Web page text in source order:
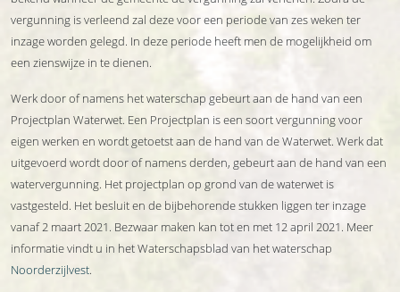
vergunning is verleend zal deze voor een periode van zes weken ter
inzage worden gelegd. In deze periode heeft men de mogelijkheid om
een zienswijze in te dienen.
Werk door of namens het waterschap gebeurt aan de hand van een
Projectplan Waterwet. Een Projectplan is een soort vergunning voor
eigen werken en wordt getoetst aan de hand van de Waterwet. Werk dat
uitgevoerd wordt door of namens derden, gebeurt aan de hand van een
watervergunning. Het projectplan op grond van de waterwet is
vastgesteld. Het besluit en de bijbehorende stukken liggen ter inzage
vanaf 2 maart 2021. Bezwaar maken kan tot en met 12 april 2021. Meer
informatie vindt u in het Waterschapsblad van het waterschap
Noorderzijlvest.